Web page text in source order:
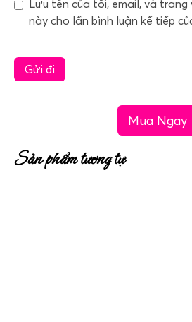
Lưu tên của tôi, email, và
này cho lần bình luận kế tiếp
Mua Ngay
Sản phẩm tương tự